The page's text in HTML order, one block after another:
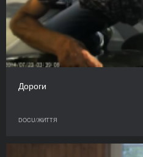
Дороги
DOCU/ЖИТТЯ